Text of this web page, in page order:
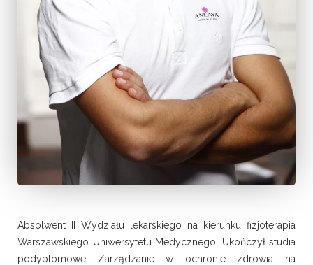
Absolwent II Wydziału lekarskiego na kierunku fizjoterapia
Warszawskiego Uniwersytetu Medycznego. Ukończył studia
podyplomowe Zarządzanie w ochronie zdrowia na